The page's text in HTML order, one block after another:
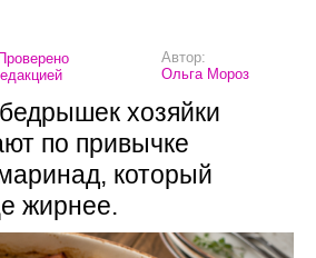
Проверено
Автор:
Ольга Мороз
хозяйки
по привычке
который
жирнее.